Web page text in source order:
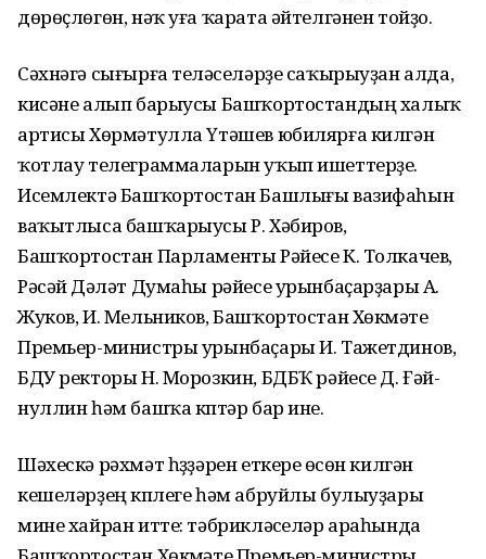
дөрөҫлөгөн, нәҡ уға ҡарата әйтелгәнен тойҙо.
Сәхнәгә сығырға теләүселәрҙе саҡырыуҙан алда,
кисәне алып барыусы Башҡортостандың халыҡ
артисы Хөрмәтулла Үтәшев юби­лярға килгән
ҡотлау телеграммаларын уҡып ишеттерҙе.
Исемлектә Баш­ҡортостан Башлығы вазифа­һын
ваҡытлыса башҡарыусы Р. Хәбиров,
Башҡортостан Парламенты Рәйесе К. Толкачев,
Рәсәй Дәү­ләт Думаһы рәйесе урынбаҫарҙары А.
Жуков, И. Мельников, Баш­ҡортостан Хө­күмәте
Премьер-министры урын­баҫары И. Тажетдинов,
БДУ ректоры Н. Морозкин, БДБҠ рәйесе Д. Ғәй­
нуллин һәм башҡа күптәр бар ине.
Шәхескә рәхмәт һүҙҙәрен етке­реү өсөн килгән
кешеләрҙең күплеге һәм абруйлы булыуҙары
мине хайран итте: тәбрикләүселәр араһында